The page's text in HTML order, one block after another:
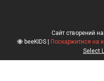
Сайт створений
Поскаржитися на
Select